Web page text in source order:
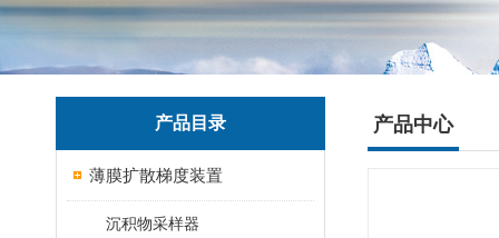
产品目录
薄膜扩散梯度装置
沉积物采样器
产品中心